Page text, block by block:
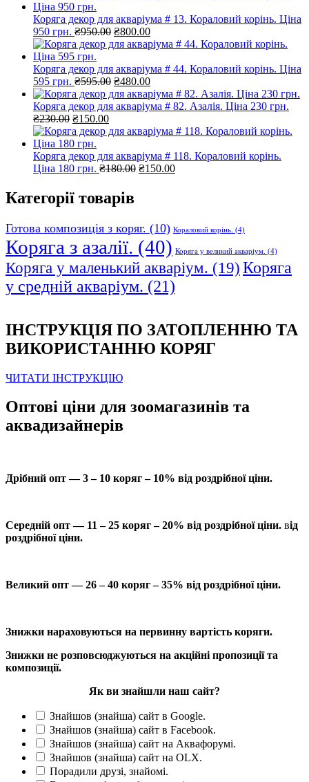
Коряга декор для акваріума # 13. Кораловий корінь. Ціна
950 грн. ₴950.00 Оригінальна
ціна:
₴800.00Поточна
ціна:
Коряга декор для акваріума # 44. Кораловий корінь. Ціна
595 грн. ₴595.00 Оригінальна
ціна:
₴595.00.
₴480.00Поточна
ціна:
₴480.00.
Коряга декор для акваріума # 82. Азалія. Ціна 230 грн.
₴230.00 Оригінальна
ціна:
₴230.00.
₴150.00Поточна
ціна:
Коряга декор для акваріума # 118. Кораловий корінь.
Ціна 180 грн. ₴180.00 Оригінальна
₴150.00Поточна
Категорії товарів
Готова композиція з коряг. (10) Кораловий корінь. (4)
Коряга з азалії. (40) Коряга у великий акваріум. (4)
Коряга у маленький акваріум. (19) Коряга
у средній акваріум. (21)
ІНСТРУКЦІЯ ПО ЗАТОПЛЕННЮ ТА
ВИКОРИСТАННЮ КОРЯГ
ЧИТАТИ ІНСТРУКЦІЮ
Оптові ціни для зоомагазинів та
аквадизайнерів
Дрібний опт — 3 – 10 коряг – 10% від роздрібної ціни.
Середній опт — 11 – 25 коряг – 20% від роздрібної ціни. від
роздрібної ціни.
Великий опт — 26 – 40 коряг – 35% від роздрібної ціни.
Знижки нараховуються на первинну вартість коряги.
Знижки не розповсюджуються на акційні пропозиції та
композиції.
Як ви знайшли наш сайт?
Знайшов (знайша) сайт в Google.
Знайшов (знайша) сайт в Facebook.
Знайшов (знайша) сайт на Аквафорумі.
Знайшов (знайша) сайт на OLX.
Порадили друзі, знайомі.